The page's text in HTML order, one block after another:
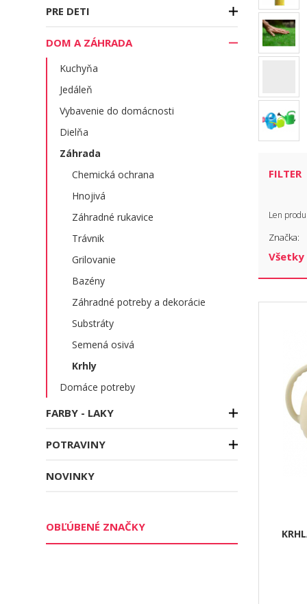
PRE DETI
DOM A ZÁHRADA
Kuchyňa
Jedáleň
Vybavenie do domácnosti
Dielňa
Záhrada
Chemická ochrana
Hnojivá
Záhradné rukavice
Trávnik
Grilovanie
Bazény
Záhradné potreby a dekorácie
Substráty
Semená osivá
Krhly
Domáce potreby
FARBY - LAKY
POTRAVINY
NOVINKY
OBĽÚBENÉ ZNAČKY
FILTER
Len
Značka: